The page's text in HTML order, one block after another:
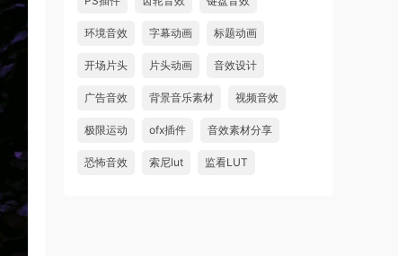
环境音效 字幕动画 标题动画
开场片头 片头动画 音效设计
广告音效 背景音乐素材 视频音效
极限运动 ofx插件 音效素材分享
恐怖音效 索尼lut 监看LUT